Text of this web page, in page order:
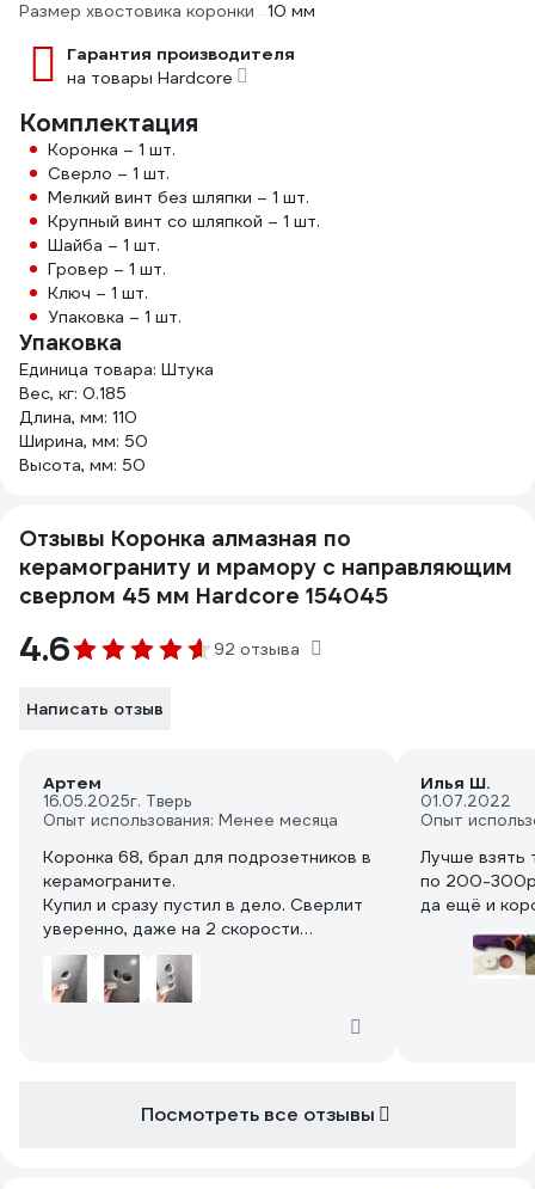
Размер хвостовика коронки
10 мм
Гарантия производителя
на товары Hardcore
Комплектация
Коронка – 1 шт.
Сверло – 1 шт.
Мелкий винт без шляпки – 1 шт.
Крупный винт со шляпкой – 1 шт.
Шайба – 1 шт.
Гровер – 1 шт.
Ключ – 1 шт.
Упаковка – 1 шт.
Упаковка
Единица товара: Штука
Вес, кг: 0.185
Длина, мм: 110
Ширина, мм: 50
Высота, мм: 50
Отзывы Коронка алмазная по
керамограниту и мрамору с направляющим
сверлом 45 мм Hardcore 154045
4.6 92 отзыва
Написать отзыв
Артем
16.05.2025г. Тверь
Опыт использования: Менее месяца
Коронка 68, брал для подрозетников в
керамограните.
Купил и сразу пустил в дело. Сверлит
уверенно, даже на 2 скорости
шуруповерта, но для пробделия срока
службы сверлил на первой!
Высверлил 6 отверстий и только
краска стерлась по бокам. Сверлил в
Илья Ш.
01.07.2022
Опыт
Лучше взять
по 200-300р
да ещё и
Посмотреть все отзывы